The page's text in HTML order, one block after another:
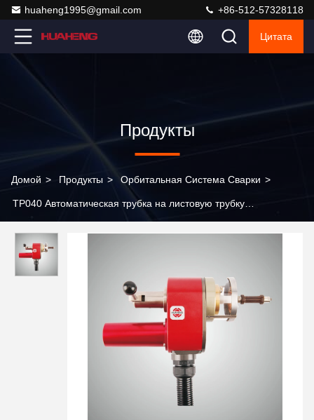
huaheng1995@gmail.com +86-512-57328118
Цитата
Продукты
Домой > Продукты > Орбитальная Система Сварки >
TP040 Автоматическая трубка на листовую трубку